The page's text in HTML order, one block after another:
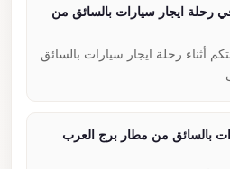
رحلة ايجار سيارات بالسائق من
أثناء رحلة ايجار سيارات بالسائق
بالسائق من مطار برج العرب